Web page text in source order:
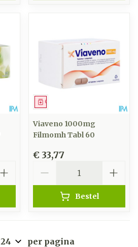
Geneesmiddel
Viaveno 1000mg
Filmomh Tabl 60
€ 33,77
Bestel
per pagina